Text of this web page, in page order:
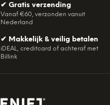
✔ Gratis verzending
Vanaf €60, verzonden vanuit
Nederland
✔ Makkelijk & veilig betalen
iDEAL, creditcard of achteraf met
Billink